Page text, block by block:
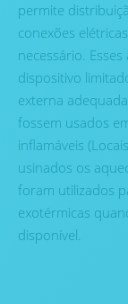
permite
conexões
necessário.
dispositivo
externa
fossem usados
inflamáveis
usinados os
foram utilizados
exotérmicas
disponível.